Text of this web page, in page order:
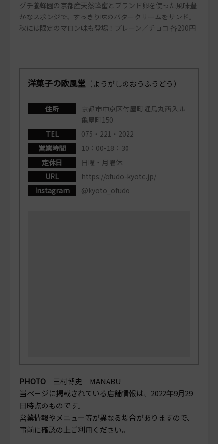
グチ養蜂園の京都産天然蜂蜜とブランド卵を使った風味豊
かなスポンジで、すっきり味のバタークリームをサンド。
秋には限定のマロン味も登場！プレーン／チョコ 各200円
洋菓子の欧風堂 （ようがしのおうふうどう）
住所
京都市中京区竹屋町通烏丸西入ル
亀屋町150
TEL
075・221・2022
営業時間
10：00-18：30
定休日
日曜・月曜休
URL
https://ofudo-kyoto.jp/
Instagram
@kyoto_ofudo
PHOTO 三村博史 MANABU
当ページに掲載されている店舗情報は、 2022年9月29
日時点のものです。
営業情報やメニュー等が異なる場合がありますので、
事前に確認の上ご利用ください。